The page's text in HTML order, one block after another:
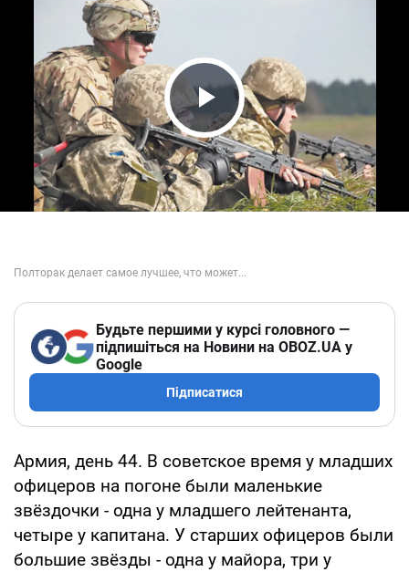
Play Video
Будьте першими у курсі головного —
підпишіться на Новини на OBOZ.UA у
Google
Підписатися
Армия, день 44. В советское время у младших
офицеров на погоне были маленькие
звёздочки - одна у младшего лейтенанта,
четыре у капитана. У старших офицеров были
большие звёзды - одна у майора, три у